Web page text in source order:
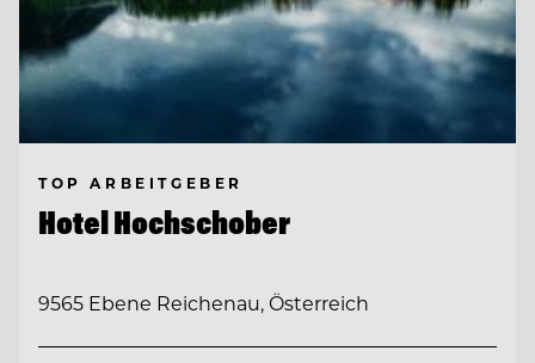
TOP ARBEITGEBER
Hotel Hochschober
9565 Ebene Reichenau, Österreich